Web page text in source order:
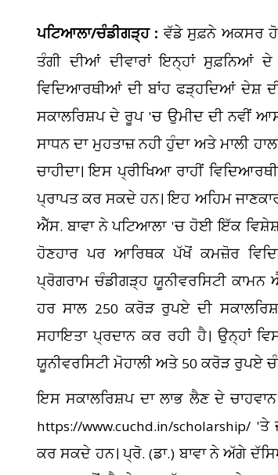
ਪਟਿਆਲਾ/ਚੰਡੀਗੜ੍ਹ :ਵੱਡੇ ਸੁਫ਼ਨੇ ਅਕਸਰ
ਤੰਗੀ ਦੀਆਂ ਦੀਵਾਰਾਂ ਇਨ੍ਹਾਂ ਸੁਫ਼ਨਿਆਂ
ਵਿਦਿਆਰਥੀਆਂ ਦੀ ਬਾਂਹ ਫੜ੍ਹਦਿਆਂ ਦੇਸ਼
ਸਕਾਲਰਿਸ਼ਪ ਦੇ ਰੂਪ 'ਚ ਉਮੀਦ ਦੀ ਨਵੀਂ
ਸਾਧਨ ਦਾ ਮੁਹਤਾਜ਼ ਨਹੀ ਹੁੰਦਾ ਅਤੇ ਮਾਲੀ
ਚਾਹੀਦਾ। ਇਸ ਪ੍ਰੀਖਿਆ ਰਾਹੀਂ
ਪ੍ਰਾਪਤ ਕਰ ਸਕਦੇ ਹਨ। ਇਹ ਅਹਿਮ
ਐੱਸ. ਬਾਵਾ ਨੇ ਪਟਿਆਲਾ 'ਚ ਹੋਈ ਇੱਕ ਵਿਸ਼ੇਸ਼
ਹੋਣਹਾਰ ਪਰ ਆਰਿਥਕ ਪੱਖੋਂ ਕਮਜ਼ੋਰ
ਪ੍ਰੋਗਰਾਮ ਚੰਡੀਗੜ੍ਹ ਯੂਨੀਵਰਸਿਟੀ ਕਾਮਨ
ਹਰ ਸਾਲ 250 ਕਰੋੜ ਰੁਪਏ ਦੀ
ਸਹਾਇਤਾ ਪ੍ਰਦਾਨ ਕਰ ਰਹੀ ਹੈ। ਉਨ੍ਹਾਂ
ਯੂਨੀਵਰਸਿਟੀ ਮੋਹਾਲੀ ਅਤੇ 50 ਕਰੋੜ ਰੁਪਏ
ਇਸ ਸਕਾਲਰਿਸ਼ਪ ਦਾ ਲਾਭ ਲੈਣ ਦੇ
https://www.cuchd.in/scholarship/
ਕਰ ਸਕਦੇ ਹਨ। ਪ੍ਰੋ. (ਡਾ.) ਬਾਵਾ ਨੇ ਅੱਗੇ